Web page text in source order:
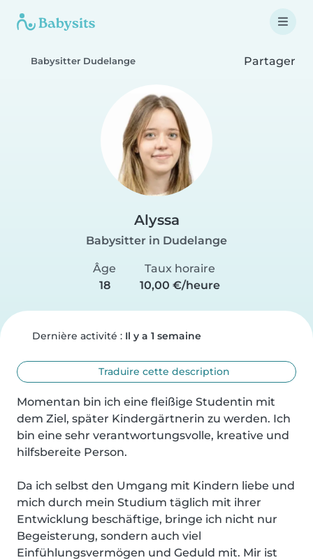
Babysitter Dudelange Partager
Alyssa
Babysitter in Dudelange
Âge
18
Taux horaire
10,00 €/heure
Dernière activité : Il y a 1 semaine
Traduire cette description
Momentan bin ich eine fleißige Studentin mit
dem Ziel, später Kindergärtnerin zu werden. Ich
bin eine sehr verantwortungsvolle, kreative und
hilfsbereite Person.
Da ich selbst den Umgang mit Kindern liebe und
mich durch mein Studium täglich mit ihrer
Entwicklung beschäftige, bringe ich nicht nur
Begeisterung, sondern auch viel
Einfühlungsvermögen und Geduld mit. Mir ist